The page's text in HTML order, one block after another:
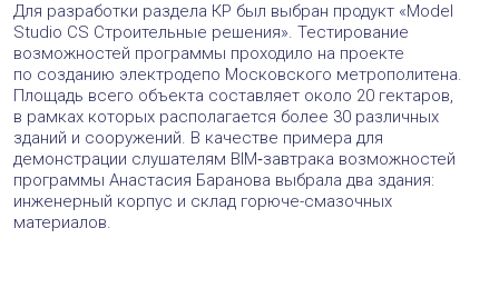
Для разработки раздела КР был выбран продукт «Model
Studio CS Строительные решения». Тестирование
возможностей программы проходило на проекте
по созданию электродепо Московского метрополитена.
Площадь всего объекта составляет около 20 гектаров,
в рамках которых располагается более 30 различных
зданий и сооружений. В качестве примера для
демонстрации слушателям BIM‑завтрака возможностей
программы Анастасия Баранова выбрала два здания:
инженерный корпус и склад горюче-смазочных
материалов.